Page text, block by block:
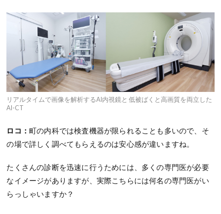
リアルタイムで画像を解析するAI内視鏡と 低被ばくと高画質を両立した
AI-CT
ロコ：町の内科では検査機器が限られることも多いので、そ
の場で詳しく調べてもらえるのは安心感が違いますね。
たくさんの診断を迅速に行うためには、多くの専門医が必要
なイメージがありますが、実際こちらには何名の専門医がい
らっしゃいますか？